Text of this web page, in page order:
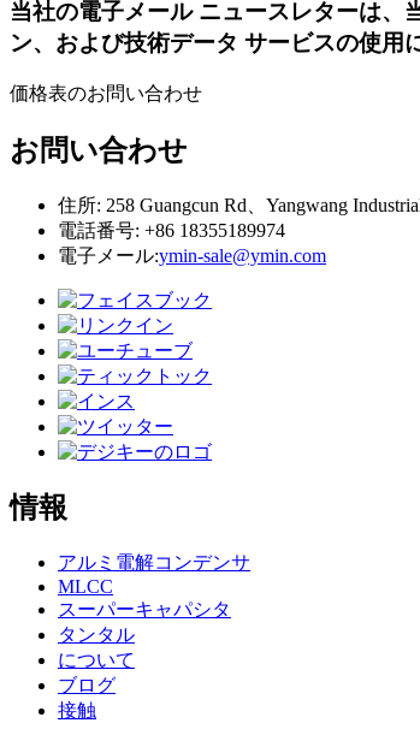
当社の電子メール ニュースレターは、
ン、および技術データ サービスの使用
価格表のお問い合わせ
お問い合わせ
住所: 258 Guangcun Rd、Yangwang
電話番号: +86 18355189974
電子メール:ymin-sale@ymin.com
情報
アルミ電解コンデンサ
MLCC
スーパーキャパシタ
タンタル
について
ブログ
接触